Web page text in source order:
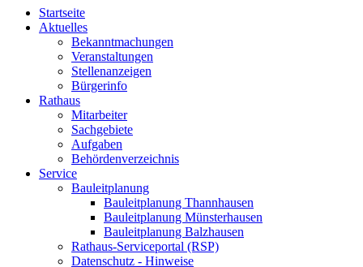
Startseite
Aktuelles
Bekanntmachungen
Veranstaltungen
Stellenanzeigen
Bürgerinfo
Rathaus
Mitarbeiter
Sachgebiete
Aufgaben
Behördenverzeichnis
Service
Bauleitplanung
Bauleitplanung Thannhausen
Bauleitplanung Münsterhausen
Bauleitplanung Balzhausen
Rathaus-Serviceportal (RSP)
Datenschutz - Hinweise